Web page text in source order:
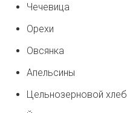
Чечевица
Орехи
Овсянка
Апельсины
Цельнозерновой хлеб